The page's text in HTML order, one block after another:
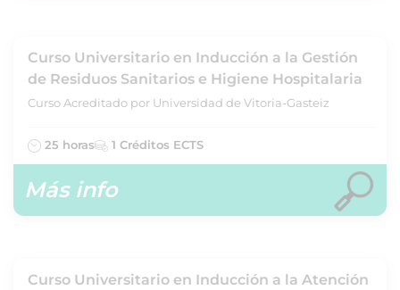
Curso Universitario en Inducción a la Gestión
de Residuos Sanitarios e Higiene Hospitalaria
Curso Acreditado por Universidad de Vitoria-Gasteiz
25 horas 1 Créditos ECTS
Más info
Curso Universitario en Inducción a la Atención